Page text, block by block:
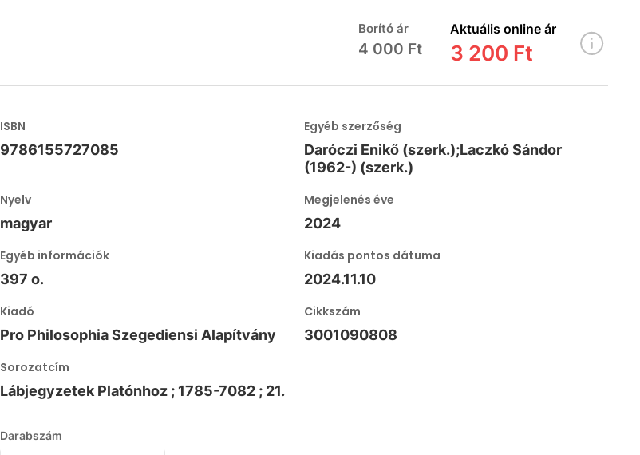
Borító ár
4 000 Ft
Aktuális online ár
3 200 Ft
ISBN
9786155727085
Egyéb szerzőség
Daróczi Enikő (szerk.);Laczkó Sándor
(1962-) (szerk.)
Nyelv
magyar
Megjelenés éve
2024
Egyéb információk
397 o.
Kiadás pontos dátuma
2024.11.10
Kiadó
Pro Philosophia Szegediensi Alapítvány
Cikkszám
3001090808
Sorozatcím
Lábjegyzetek Platónhoz ; 1785-7082 ; 21.
Darabszám